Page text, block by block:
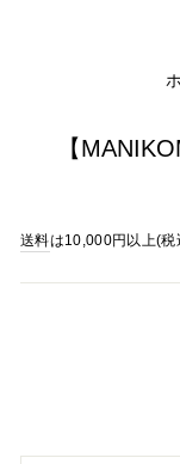
【
送料は10,000円以上(税